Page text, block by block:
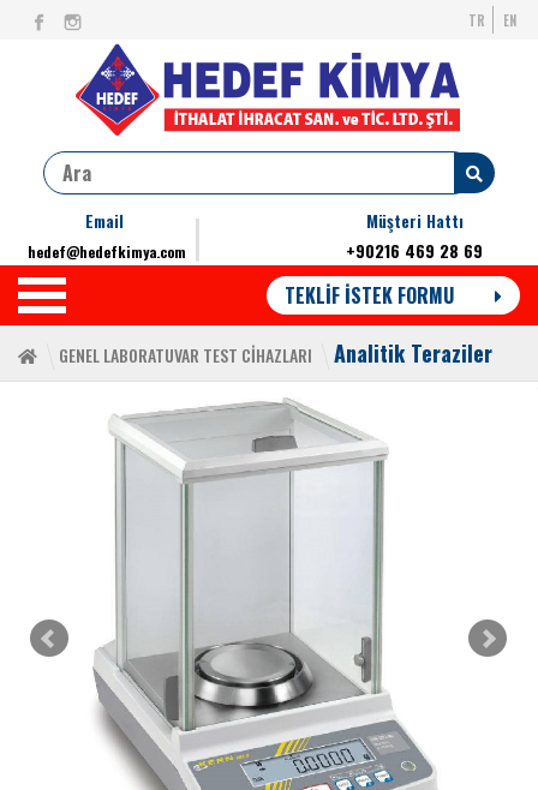
TR EN
Müşteri Hattı
+90216 469 28 69
Email
hedef@hedefkimya.com
TEKLİF İSTEK FORMU
GENEL LABORATUVAR TEST CİHAZLARI Analitik Teraziler